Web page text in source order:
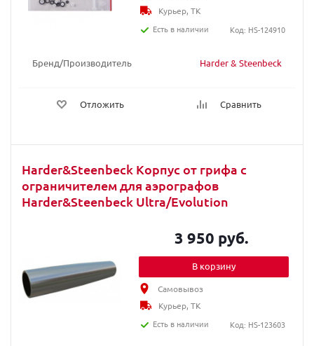
Бренд/Производитель Harder & Steenbeck
Отложить Сравнить
Курьер, ТК
Есть в наличии
Код: HS-124910
Harder&Steenbeck Корпус от грифа с
ограничителем для аэрографов
Harder&Steenbeck Ultra/Evolution
3 950 руб.
В корзину
Самовывоз
Курьер, ТК
Есть в наличии
Код: HS-123603